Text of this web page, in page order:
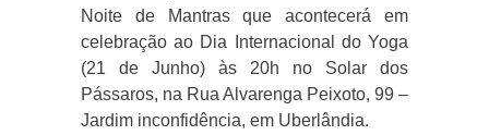
Noite de Mantras que acontecerá em
celebração ao Dia Internacional do Yoga
(21 de Junho) às 20h no Solar dos
Pássaros, na Rua Alvarenga Peixoto, 99 –
Jardim inconfidência, em Uberlândia.